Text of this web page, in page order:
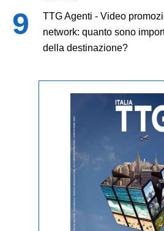
TTG Agenti - Video
network: quanto sono
della destinazione?